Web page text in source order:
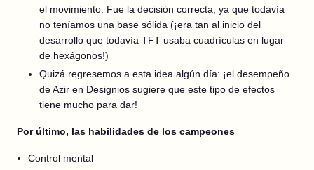
el movimiento. Fue la decisión correcta, ya que todavía
no teníamos una base sólida (¡era tan al inicio del
desarrollo que todavía TFT usaba cuadrículas en lugar
de hexágonos!)
Quizá regresemos a esta idea algún día: ¡el desempeño
de Azir en Designios sugiere que este tipo de efectos
tiene mucho para dar!
Por último, las habilidades de los campeones
Control mental